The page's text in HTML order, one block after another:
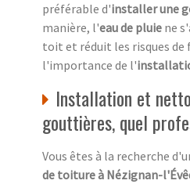
préférable d'installer une
manière, l'eau de pluie ne
toit et réduit les risques de
l'importance de l'
Installation et
gouttières, quel
Vous êtes à la recherche
de toiture à Nézignan-